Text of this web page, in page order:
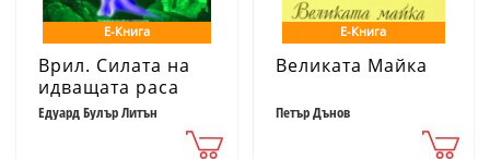
Е-Книга
Врил. Силата на
идващата раса
Едуард Булър Литън
Е-Книга
Великата Майка
Петър Дънов